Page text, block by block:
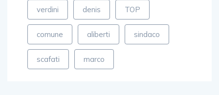
verdini denis TOP
comune aliberti sindaco
scafati marco